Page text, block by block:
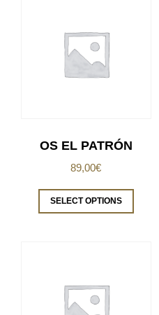
OS EL PATRÓN
89,00€
SELECT OPTIONS